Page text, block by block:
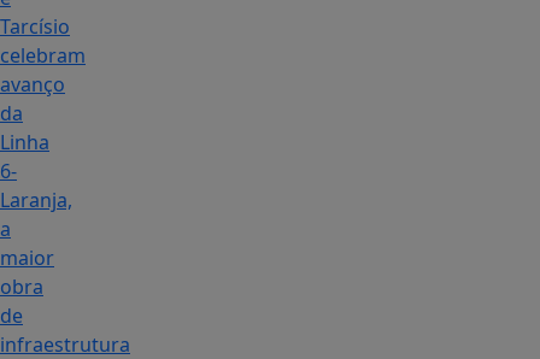
Tarcísio
celebram
avanço
da
Linha
6-
Laranja,
a
maior
obra
de
infraestrutura